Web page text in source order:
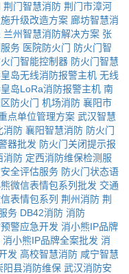
荆门智慧消防 荆门市漳河
升级改造方案 廊坊智慧消
兰州智慧消防解决方案 张
务 医院防火门 防火门智
火门智能控制器 防火门智慧
岛无线消防报警主机 无线
岛LoRa消防报警主机 南
防火门 机场消防 襄阳市
点单位管理方案 武汉智慧
消防 襄阳智慧消防 防火门
器批发 防火门关闭提示报
消防 定西消防维保检测服
全评估服务 防火门状态语
微信表情包系列批发 交通
表情包系列 荆州消防 荆
务 DB42消防 消防
警应急开发 消小熊IP品牌
消小熊IP品牌全案批发 消
发 高校智慧消防 咸宁智慧
阳县消防维保 武汉消防安